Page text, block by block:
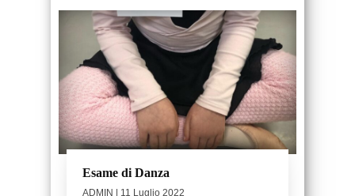
Esame di Danza
ADMIN | 11 Luglio 2022